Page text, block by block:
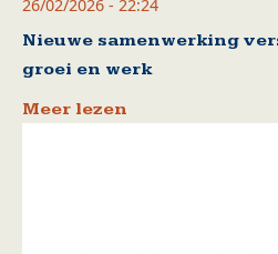
26/02/2026 - 22:24
Nieuwe samenwerking
groei en werk
Meer lezen